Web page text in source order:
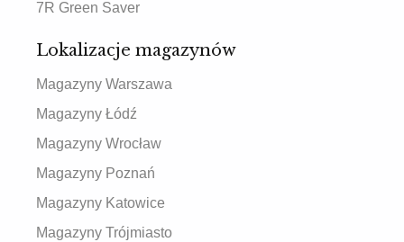
7R Green Saver
Lokalizacje magazynów
Magazyny Warszawa
Magazyny Łódź
Magazyny Wrocław
Magazyny Poznań
Magazyny Katowice
Magazyny Trójmiasto